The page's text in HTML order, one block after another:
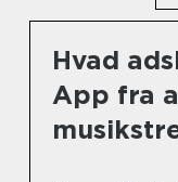
Hvad
App fra